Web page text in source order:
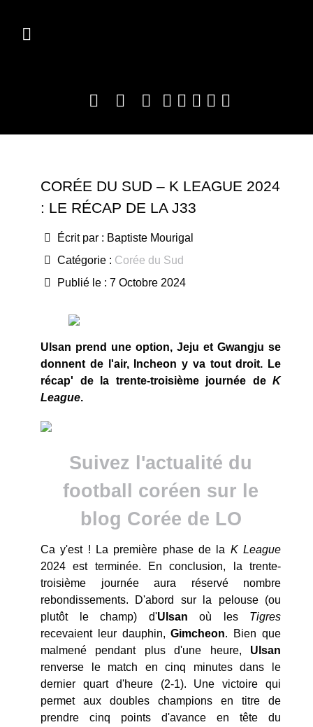
CORÉE DU SUD – K LEAGUE 2024
: LE RÉCAP DE LA J33
Écrit par : Baptiste Mourigal
Catégorie : Corée du Sud
Publié le : 7 Octobre 2024
Ulsan prend une option, Jeju et Gwangju se
donnent de l'air, Incheon y va tout droit. Le
récap' de la trente-troisième journée deK
League.
Suivez l'actualité du
football coréen sur le
blog Corée de LO
Ca y'est ! La première phase de la K League
2024 est terminée. En conclusion, la trente-
troisième journée aura réservé nombre
rebondissements. D'abord sur la pelouse (ou
plutôt le champ) d'Ulsan où les Tigres
recevaient leur dauphin,Gimcheon. Bien que
malmené pendant plus d'une heure, Ulsan
renverse le match en cinq minutes dans le
dernier quart d'heure (2-1). Une victoire qui
permet aux doubles champions en titre de
prendre cinq points d'avance en tête du